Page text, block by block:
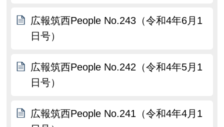
広報筑西People No.243（令和4年6月1
日号）
広報筑西People No.242（令和4年5月1
日号）
広報筑西People No.241（令和4年4月1